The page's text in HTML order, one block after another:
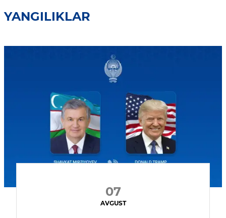
YANGILIKLAR
07
AVGUST